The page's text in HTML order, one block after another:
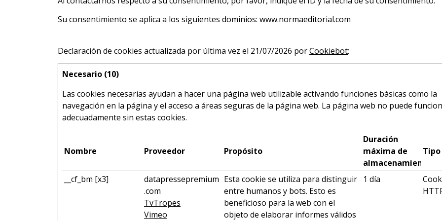
Su consentimiento se aplica a los siguientes dominios: www.normaeditorial.com
Declaración de cookies actualizada por última vez el 21/07/2026 porCookiebot:
Necesario (10)
Las cookies necesarias ayudan a hacer una página web utilizable activando funciones básicas como la
navegación en la página y el acceso a áreas seguras de la página web. La página web no puede
adecuadamente sin estas cookies.
Nombre Proveedor Propósito
Duración
máxima de
almacenamiento
Tipo
__cf_bm [x3]
datapressepremium
.com
TvTropes
Vimeo
Esta cookie se utiliza para distinguir
entre humanos y bots. Esto es
beneficioso para la web con el
objeto de elaborar informes válidos
1 día